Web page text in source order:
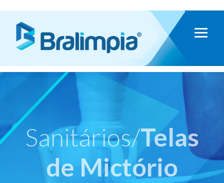
Sanitários/Telas
de Mictório